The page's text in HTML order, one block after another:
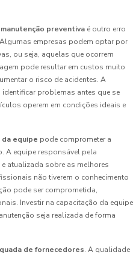
preventiva é outro erro
empresas podem optar por
ou seja, aquelas que ocorrem
pode resultar em custos muito
o risco de acidentes. A
identificar problemas antes que se
operem em condições ideais e
equipe pode comprometer a
A equipe responsável pela
atualizada sobre as melhores
não tiverem o conhecimento
pode ser comprometida,
Investir na capacitação da equipe
seja realizada de forma
de fornecedores. A qualidade